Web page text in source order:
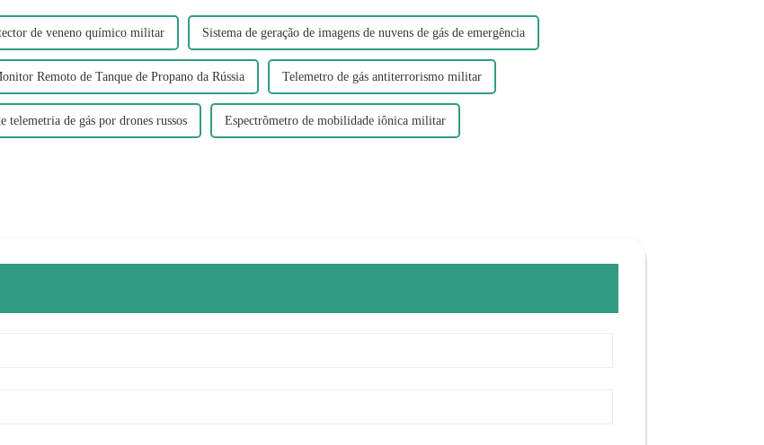
de veneno químico militar Sistema de geração de imagens de nuvens de gás de emergência
Remoto de Tanque de Propano da Rússia Telemetro de gás antiterrorismo militar
telemetria de gás por drones russos Espectrômetro de mobilidade iônica militar